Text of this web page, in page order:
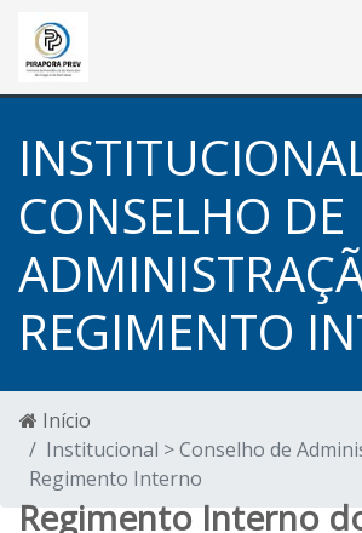
CONSELHO DE
REGIMENTO
Início
Institucional > Conselho de
Regimento Interno
Regimento Interno